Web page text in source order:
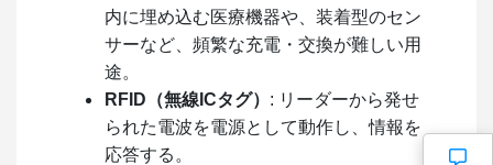
内に埋め込む医療機器や、装着型のセン
サーなど、頻繁な充電・交換が難しい用
途。
RFID（無線ICタグ） : リーダーから発せ
られた電波を電源として動作し、情報を
応答する。